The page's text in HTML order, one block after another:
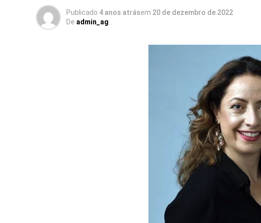
Publicado 4 anos atrásem 20 de dezembro de 2022
De admin_ag